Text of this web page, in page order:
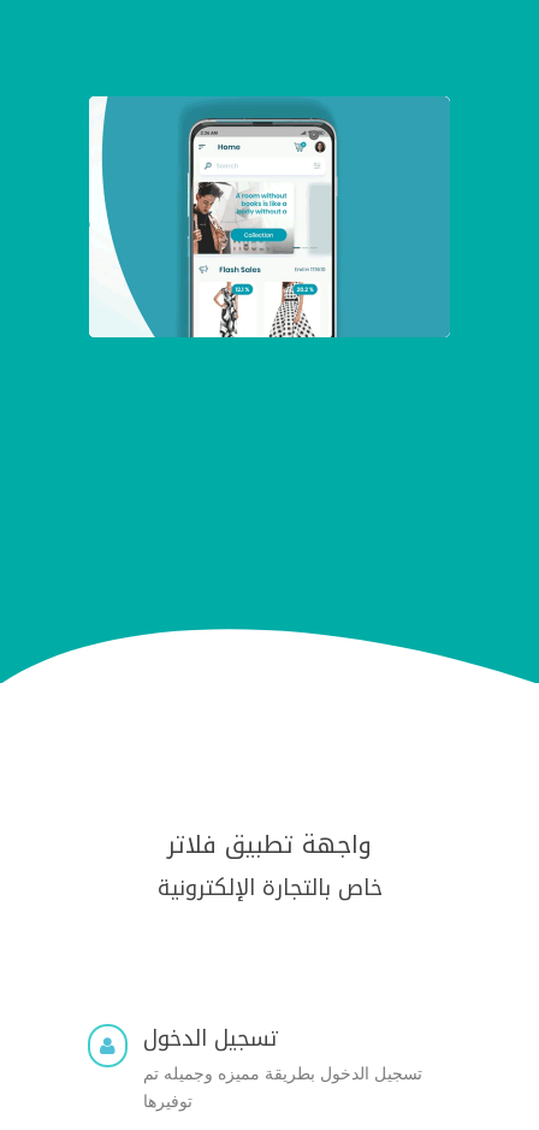
واجهة تطبيق فلاتر
خاص بالتجارة الإلكترونية
 تسجيل الدخول
تسجيل الدخول بطريقة مميزه وجميله تم
توفيرها